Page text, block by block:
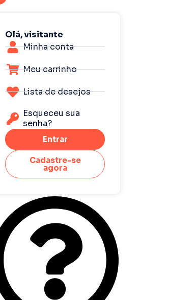
Olá, visitante
Minha conta
Meu carrinho
Lista de desejos
Esqueceu sua
senha?
Entrar
Cadastre-se
agora